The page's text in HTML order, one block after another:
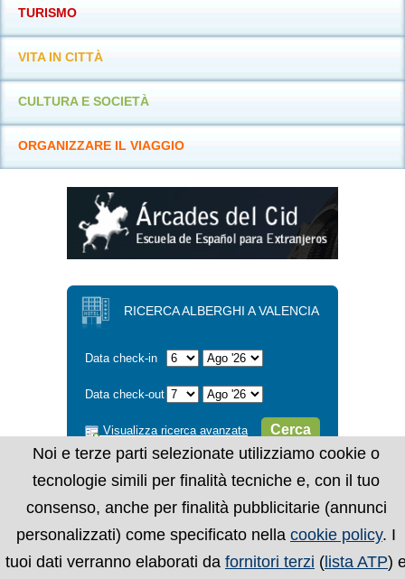
TURISMO
VITA IN CITTÀ
CULTURA E SOCIETÀ
ORGANIZZARE IL VIAGGIO
RICERCA ALBERGHI A VALENCIA
Data check-in
Data check-out
Visualizza ricerca avanzata Cerca
Noi e terze parti selezionate utilizziamo cookie o
tecnologie simili per finalità tecniche e, con il tuo
consenso, anche per finalità pubblicitarie (annunci
personalizzati) come specificato nella cookie policy. I
tuoi dati verranno elaborati da fornitori terzi ( lista ATP)